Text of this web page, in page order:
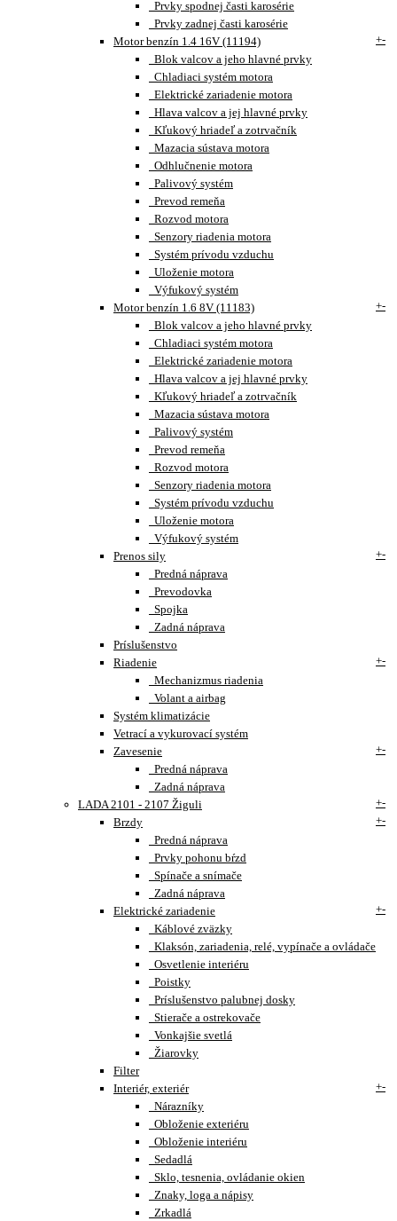
Prvky spodnej časti karosérie
Prvky zadnej časti karosérie
Motor benzín 1.4 16V (11194)
+-
Blok valcov a jeho hlavné prvky
Chladiaci systém motora
Elektrické zariadenie motora
Hlava valcov a jej hlavné prvky
Kľukový hriadeľ a zotrvačník
Mazacia sústava motora
Odhlučnenie motora
Palivový systém
Prevod remeňa
Rozvod motora
Senzory riadenia motora
Systém prívodu vzduchu
Uloženie motora
Výfukový systém
Motor benzín 1.6 8V (11183)
+-
Blok valcov a jeho hlavné prvky
Chladiaci systém motora
Elektrické zariadenie motora
Hlava valcov a jej hlavné prvky
Kľukový hriadeľ a zotrvačník
Mazacia sústava motora
Palivový systém
Prevod remeňa
Rozvod motora
Senzory riadenia motora
Systém prívodu vzduchu
Uloženie motora
Výfukový systém
Prenos sily
+-
Predná náprava
Prevodovka
Spojka
Zadná náprava
Príslušenstvo
Riadenie
+-
Mechanizmus riadenia
Volant a airbag
Systém klimatizácie
Vetrací a vykurovací systém
Zavesenie
+-
Predná náprava
Zadná náprava
LADA 2101 - 2107 Žiguli
+-
Brzdy
+-
Predná náprava
Prvky pohonu bŕzd
Spínače a snímače
Zadná náprava
Elektrické zariadenie
+-
Káblové zväzky
Klaksón, zariadenia, relé, vypínače a ovládače
Osvetlenie interiéru
Poistky
Príslušenstvo palubnej dosky
Stierače a ostrekovače
Vonkajšie svetlá
Žiarovky
Filter
Interiér, exteriér
+-
Nárazníky
Obloženie exteriéru
Obloženie interiéru
Sedadlá
Sklo, tesnenia, ovládanie okien
Znaky, loga a nápisy
Zrkadlá